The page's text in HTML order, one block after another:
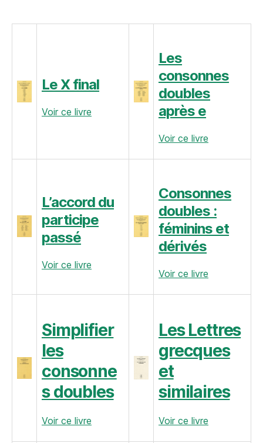
disponibles
Le X final
Voir ce livre
Les
consonnes
doubles
après e
Voir ce livre
L’accord du
participe
passé
Voir ce livre
Consonnes
doubles :
féminins et
dérivés
Voir ce livre
Simplifier
les
consonne
s doubles
Voir ce livre
Les Lettres
grecques
et
similaires
Voir ce livre